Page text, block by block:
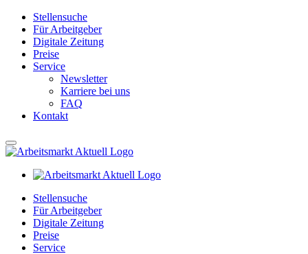
Stellensuche
Für Arbeitgeber
Digitale Zeitung
Preise
Service
Newsletter
Karriere bei uns
FAQ
Kontakt
Stellensuche
Für Arbeitgeber
Digitale Zeitung
Preise
Service